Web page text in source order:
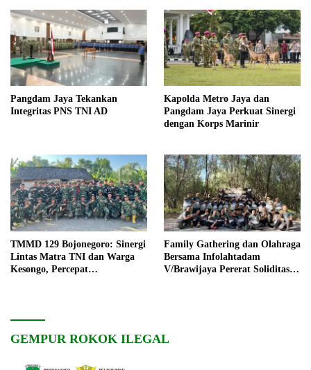
Pangdam Jaya Tekankan
Integritas PNS TNI AD
Kapolda Metro Jaya dan
Pangdam Jaya Perkuat Sinergi
dengan Korps Marinir
TMMD 129 Bojonegoro: Sinergi
Lintas Matra TNI dan Warga
Kesongo, Percepat
Family Gathering dan Olahraga
Bersama Infolahtadam
V/Brawijaya Pererat Soliditas
GEMPUR ROKOK ILEGAL